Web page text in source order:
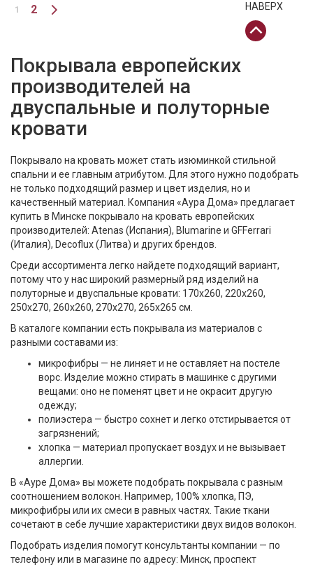
1 2 НАВЕРХ
Покрывала европейских
производителей на
двуспальные и полуторные
кровати
Покрывало на кровать может стать изюминкой стильной
спальни и ее главным атрибутом. Для этого нужно подобрать
не только подходящий размер и цвет изделия, но и
качественный материал. Компания «Аура Дома» предлагает
купить в Минске покрывало на кровать европейских
производителей: Atenas (Испания), Blumarine и GFFerrari
(Италия), Decoflux (Литва) и других брендов.
Среди ассортимента легко найдете подходящий вариант,
потому что у нас широкий размерный ряд изделий на
полуторные и двуспальные кровати: 170х260, 220х260,
250х270, 260х260, 270х270, 265х265 см.
В каталоге компании есть покрывала из материалов с
разными составами из:
микрофибры — не линяет и не оставляет на постеле
ворс. Изделие можно стирать в машинке с другими
вещами: оно не поменят цвет и не окрасит другую
одежду;
полиэстера — быстро сохнет и легко отстирывается от
загрязнений;
хлопка — материал пропускает воздух и не вызывает
аллергии.
В «Ауре Дома» вы можете подобрать покрывала с разным
соотношением волокон. Например, 100% хлопка, ПЭ,
микрофибры или их смеси в равных частях. Такие ткани
сочетают в себе лучшие характеристики двух видов волокон.
Подобрать изделия помогут консультанты компании — по
телефону или в магазине по адресу: Минск, проспект